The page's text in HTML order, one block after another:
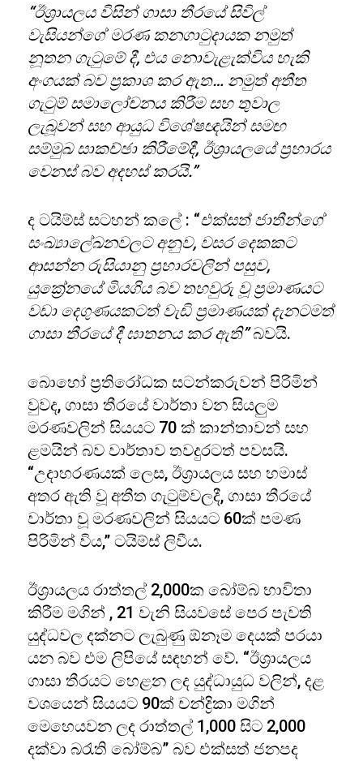
“ඊශ්‍රායලය විසින් ගාසා තීරයේ සිවිල්
වැසියන්ගේ මරණ කනගාටුදායක නමුත්
නූතන ගැටුමේ දී, එය නොවැළැක්විය හැකි
අංගයක් බව ප්‍රකාශ කර ඇත… නමුත් අතීත
ගැටුම් සමාලෝචනය කිරීම සහ තුවාල
ලැබූවන් සහ ආයුධ විශේෂඥයින් සමඟ
සම්මුඛ සාකච්ඡා කිරීමේදී, ඊශ්‍රායලයේ ප්‍රහාරය
වෙනස් බව අදහස් කරයි.”
ද ටයිම්ස් සටහන් කලේ : “එක්සත් ජාතීන්ගේ
සංඛ්‍යාලේඛනවලට අනුව, වසර දෙකකට
ආසන්න රුසියානු ප්‍රහාරවලින් පසුව,
යුක්‍රේනයේ මියගිය බව තහවුරු වූ ප්‍රමාණයට
වඩා දෙගුණයකටත් වැඩි ප්‍රමාණයක් දැනටමත්
ගාසා තීරයේ දී ඝාතනය කර ඇති”බවයි.
බොහෝ ප්‍රතිරෝධක සටන්කරුවන් පිරිමින්
වුවද, ගාසා තීරයේ වාර්තා වන සියලුම
මරණවලින් සියයට 70 ක් කාන්තාවන් සහ
ළමයින් බව වාර්තාව තවදුරටත් පවසයි.
“උදාහරණයක් ලෙස, ඊශ්‍රායලය සහ හමාස්
අතර ඇති වූ අතීත ගැටුම්වලදී, ගාසා තීරයේ
වාර්තා වූ මරණවලින් සියයට 60ක් පමණ
පිරිමින් විය,” ටයිම්ස් ලිවීය.
ඊශ්‍රායලය රාත්තල් 2,000ක බෝම්බ භාවිතා
කිරීම මගින් , 21 වැනි සියවසේ පෙර පැවති
යුද්ධවල දක්නට ලැබුණු ඕනෑම දෙයක් පරයා
යන බව එම ලිපියේ සඳහන් වේ. “ඊශ්‍රායලය
ගාසා තීරයට හෙළන ලද යුද්ධායුධ වලින්, දළ
වශයෙන් සියයට 90ක් චන්ද්‍රිකා මගින්
මෙහෙයවන ලද රාත්තල් 1,000 සිට 2,000
දක්වා බරැති බෝම්බ” බව එක්සත් ජනපද